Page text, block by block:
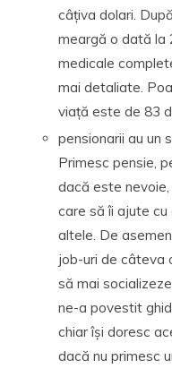
câțiva dolari.
meargă o dată la
medicale
mai detaliate.
viață este de 83
pensionarii au un
Primesc pensie,
dacă este
care să îi ajute cu
altele. De
job-uri de câteva
să mai
ne-a povestit
chiar își doresc
dacă nu primesc